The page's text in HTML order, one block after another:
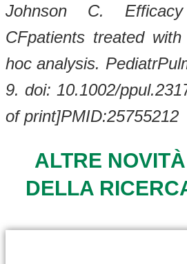
Johnson C.
CFpatients treated
hoc analysis.
9. doi: 10.1002/
of print]PMID:25755212
ALTRE NOVITÀ
DELLA